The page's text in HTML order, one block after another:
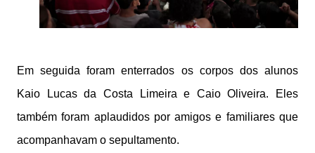
Em seguida foram enterrados os corpos dos alunos
Kaio Lucas da Costa Limeira e Caio Oliveira. Eles
também foram aplaudidos por amigos e familiares que
acompanhavam o sepultamento.